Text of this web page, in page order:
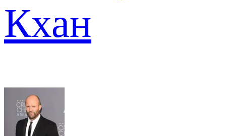
Кхан